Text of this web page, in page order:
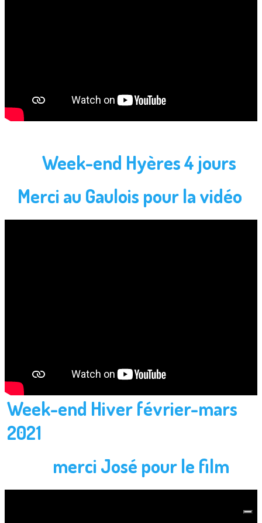
Week-end Hyères 4 jours
Merci au Gaulois pour la vidéo
Week-end Hiver février-mars
2021
merci José pour le film